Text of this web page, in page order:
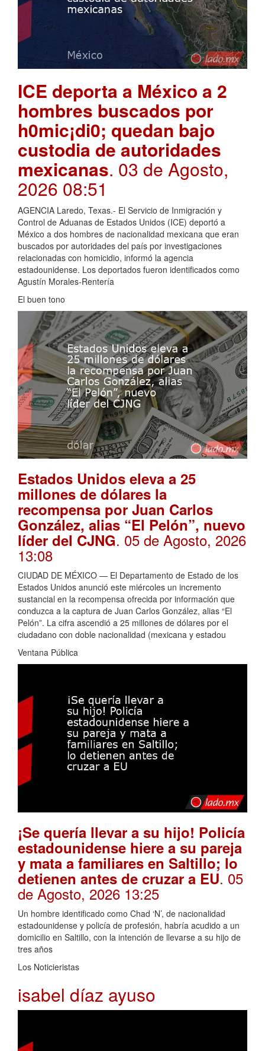
ICE deporta a México a 2
hombres buscados por
h0mic¡di0; quedan bajo
custodia de autoridades
mexicanas. 03 de Agosto,
2026 08:51
AGENCIA Laredo, Texas.- El Servicio de Inmigración y
Control de Aduanas de Estados Unidos (ICE) deportó a
México a dos hombres de nacionalidad mexicana que eran
buscados por autoridades del país por investigaciones
relacionadas con homicidio, informó la agencia
estadounidense. Los deportados fueron identificados como
Agustín Morales-Rentería
El buen tono
Estados Unidos eleva a 25
millones de dólares la
recompensa por Juan Carlos
González, alias “El Pelón”, nuevo
líder del CJNG. 05 de Agosto, 2026
13:08
CIUDAD DE MÉXICO — El Departamento de Estado de los
Estados Unidos anunció este miércoles un incremento
sustancial en la recompensa ofrecida por información que
conduzca a la captura de Juan Carlos González, alias “El
Pelón”. La cifra ascendió a 25 millones de dólares por el
ciudadano con doble nacionalidad (mexicana y estadou
Ventana Pública
¡Se quería llevar a su hijo! Policía
estadounidense hiere a su pareja
y mata a familiares en Saltillo; lo
detienen antes de cruzar a EU. 05
de Agosto, 2026 13:25
Un hombre identificado como Chad ‘N’, de nacionalidad
estadounidense y policía de profesión, habría acudido a un
domicilio en Saltillo, con la intención de llevarse a su hijo de
tres años
Los Noticieristas
isabel díaz ayuso